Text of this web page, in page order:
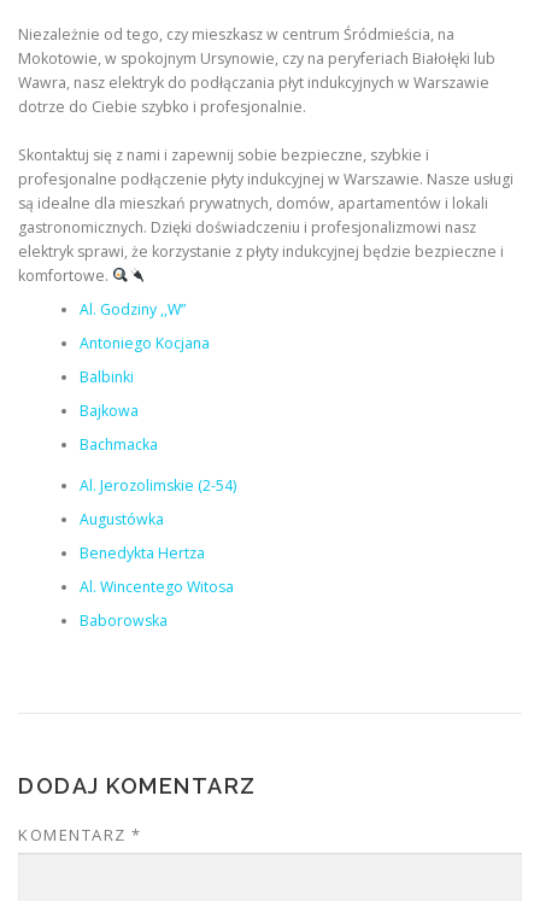
Niezależnie od tego, czy mieszkasz w centrum Śródmieścia, na
Mokotowie, w spokojnym Ursynowie, czy na peryferiach Białołęki lub
Wawra, nasz elektryk do podłączania płyt indukcyjnych w Warszawie
dotrze do Ciebie szybko i profesjonalnie.
Skontaktuj się z nami i zapewnij sobie bezpieczne, szybkie i
profesjonalne podłączenie płyty indukcyjnej w Warszawie. Nasze usługi
są idealne dla mieszkań prywatnych, domów, apartamentów i lokali
gastronomicznych. Dzięki doświadczeniu i profesjonalizmowi nasz
elektryk sprawi, że korzystanie z płyty indukcyjnej będzie bezpieczne i
komfortowe.
Al. Godziny ,,W”
Antoniego Kocjana
Balbinki
Bajkowa
Bachmacka
Al. Jerozolimskie (2-54)
Augustówka
Benedykta Hertza
Al. Wincentego Witosa
Baborowska
DODAJ KOMENTARZ
KOMENTARZ *